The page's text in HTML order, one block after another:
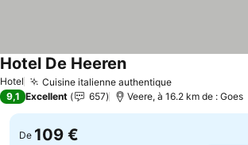
Hotel Cuisine italienne authentiqueConsulter les
Hotel De HeerenConsulter les prix
9,1 Excellent 657 Veere, à 16.2 km de : Goes
De 109 €